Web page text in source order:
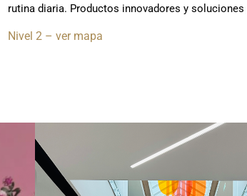
rutina diaria. Productos innovadores y
Nivel 2 – ver mapa